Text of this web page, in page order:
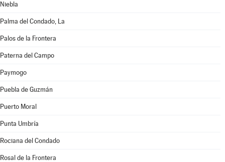
Niebla
Palma del Condado, La
Palos de la Frontera
Paterna del Campo
Paymogo
Puebla de Guzmán
Puerto Moral
Punta Umbría
Rociana del Condado
Rosal de la Frontera